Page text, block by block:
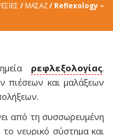
/ ΜΑΣΑΖ/ Reflexology –
ρεφλεξολογίας.
πιέσεων και μαλάξεων
από τη συσσωρευμένη
νευρικό σύστημα και